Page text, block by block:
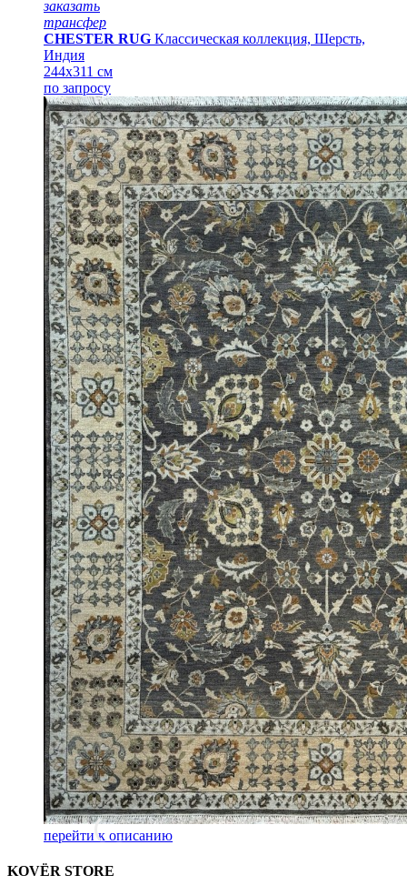
заказать
трансфер
CHESTER RUG Классическая коллекция, Шерсть,
Индия
244x311 см
по запросу
перейти к описанию
KOVËR STORE